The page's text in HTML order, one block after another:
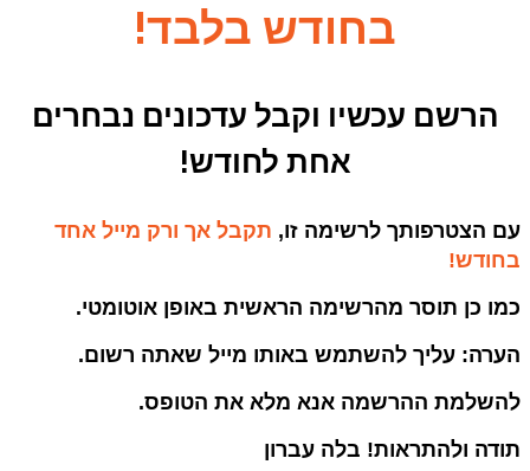
בחודש בלבד!
הרשם עכשיו וקבל עדכונים נבחרים
אחת לחודש!
עם הצטרפותך לרשימה זו, תקבל אך ורק מייל אחד
בחודש!
כמו כן תוסר מהרשימה הראשית באופן אוטומטי.
הערה: עליך להשתמש באותו מייל שאתה רשום.
להשלמת ההרשמה אנא מלא את הטופס.
תודה ולהתראות! בלה עברון